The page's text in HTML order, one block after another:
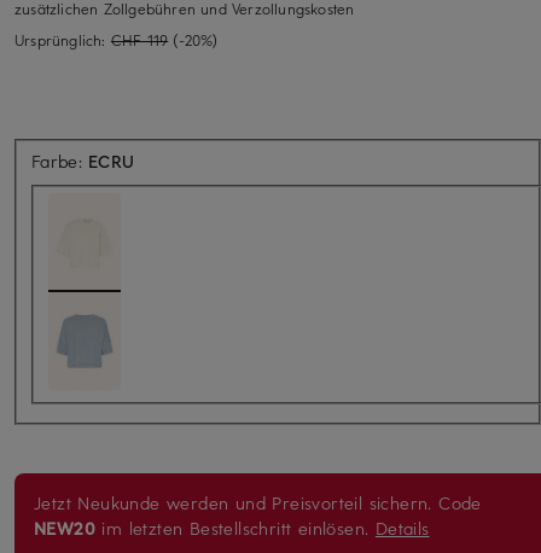
zusätzlichen Zollgebühren und Verzollungskosten
Ursprünglich: CHF 119 (-20%)
Farbe: ECRU
Jetzt Neukunde werden und Preisvorteil sichern. Code
NEW20 im letzten Bestellschritt einlösen. Details